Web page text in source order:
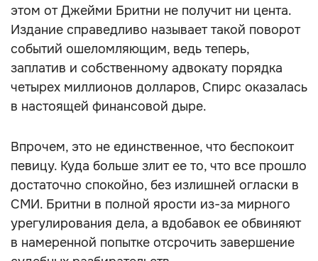
этом от Джейми Бритни не получит ни цента.
Издание справедливо называет такой поворот
событий ошеломляющим, ведь теперь,
заплатив и собственному адвокату порядка
четырех миллионов долларов, Спирс оказалась
в настоящей финансовой дыре.
Впрочем, это не единственное, что беспокоит
певицу. Куда больше злит ее то, что все прошло
достаточно спокойно, без излишней огласки в
СМИ. Бритни в полной ярости из-за мирного
урегулирования дела, а вдобавок ее обвиняют
в намеренной попытке отсрочить завершение